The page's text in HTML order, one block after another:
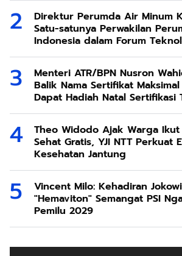
Direktur Perumda Air Minum
Satu-satunya Perwakilan
Indonesia dalam Forum
di Taiwan
Menteri ATR/BPN Nusron
Balik Nama Sertifikat
Dapat Hadiah Natal Sertifikasi
Theo Widodo Ajak Warga Ikut
Sehat Gratis, YJI NTT Perkuat
Kesehatan Jantung
Vincent Milo: Kehadiran
"Hemaviton" Semangat PSI
Pemilu 2029